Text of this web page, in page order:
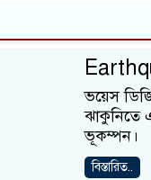
ভয়েস
ঝাকুনিতে
ভূকম্পন।
বিস্তারিত..